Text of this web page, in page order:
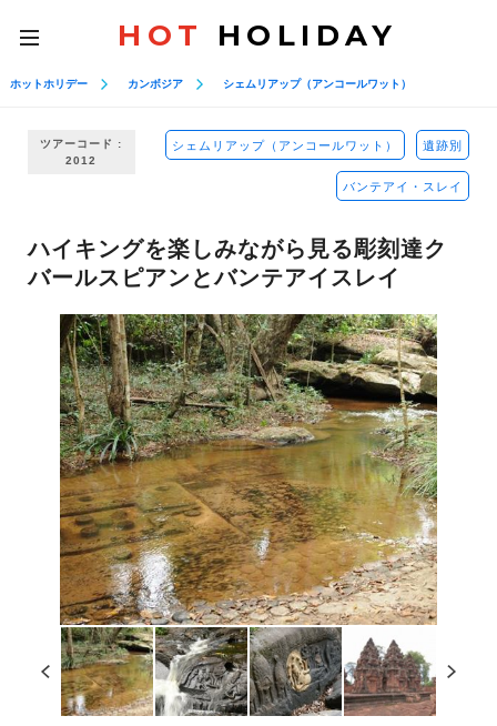
toggle
navigation
HOT HOLIDAY
ホットホリデー カンボジア シェムリアップ（アンコールワット）
ツアーコード :
2012
シェムリアップ（アンコールワット） 遺跡別
バンテアイ・スレイ
ハイキングを楽しみながら見る彫刻達ク
バールスピアンとバンテアイスレイ